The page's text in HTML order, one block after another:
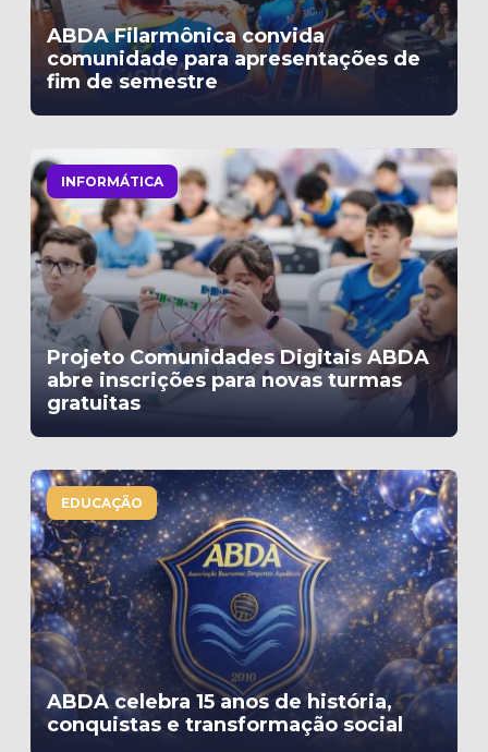
ABDA Filarmônica convida
comunidade para apresentações de
fim de semestre
INFORMÁTICA
Projeto Comunidades Digitais ABDA
abre inscrições para novas turmas
gratuitas
EDUCAÇÃO
ABDA celebra 15 anos de história,
conquistas e transformação social